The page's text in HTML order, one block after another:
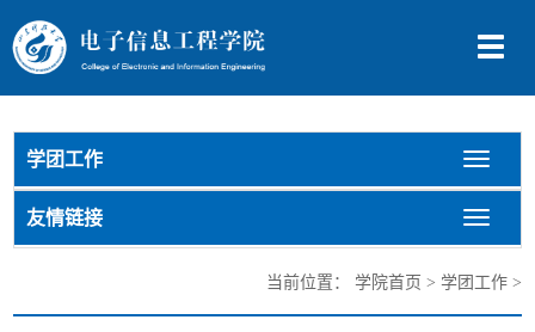
切
导
学团工作
切
换
导
友情链接
切
换
航
当前位置： 学院首页 > 学团工作>